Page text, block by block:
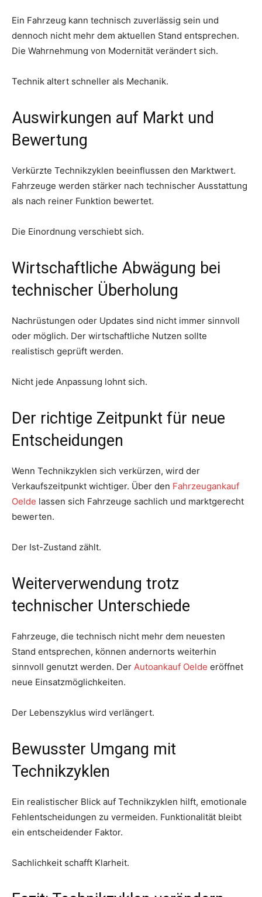
Ein Fahrzeug kann technisch zuverlässig sein und
dennoch nicht mehr dem aktuellen Stand entsprechen.
Die Wahrnehmung von Modernität verändert sich.
Technik altert schneller als Mechanik.
Auswirkungen auf Markt und
Bewertung
Verkürzte Technikzyklen beeinflussen den Marktwert.
Fahrzeuge werden stärker nach technischer Ausstattung
als nach reiner Funktion bewertet.
Die Einordnung verschiebt sich.
Wirtschaftliche Abwägung bei
technischer Überholung
Nachrüstungen oder Updates sind nicht immer sinnvoll
oder möglich. Der wirtschaftliche Nutzen sollte
realistisch geprüft werden.
Nicht jede Anpassung lohnt sich.
Der richtige Zeitpunkt für neue
Entscheidungen
Wenn Technikzyklen sich verkürzen, wird der
Verkaufszeitpunkt wichtiger. Über den Fahrzeugankauf
Oelde lassen sich Fahrzeuge sachlich und marktgerecht
bewerten.
Der Ist-Zustand zählt.
Weiterverwendung trotz
technischer Unterschiede
Fahrzeuge, die technisch nicht mehr dem neuesten
Stand entsprechen, können andernorts weiterhin
sinnvoll genutzt werden. Der Autoankauf Oelde eröffnet
neue Einsatzmöglichkeiten.
Der Lebenszyklus wird verlängert.
Bewusster Umgang mit
Technikzyklen
Ein realistischer Blick auf Technikzyklen hilft, emotionale
Fehlentscheidungen zu vermeiden. Funktionalität bleibt
ein entscheidender Faktor.
Sachlichkeit schafft Klarheit.